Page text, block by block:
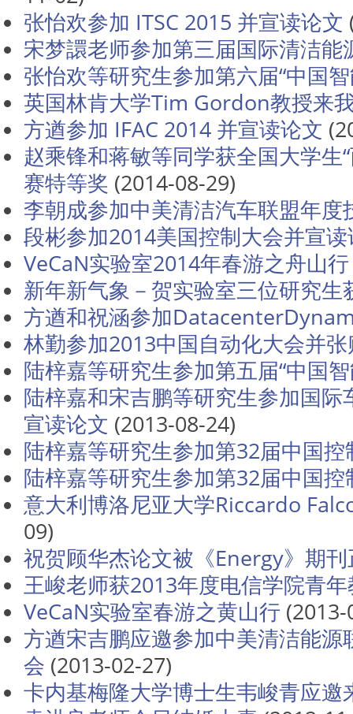
张怡欢参加 ITSC 2015 并宣读论文
宋梦譞老师参加第三届国际清洁能
张怡欢等研究生参加第六届“中国
英国林肯大学Tim Gordon教授来
方遒参加 IFAC 2014 并宣读论文
赵乘锋和蒋敏等同学获全国大学生
赛特等奖 (2014-08-29)
李朝成参加中美清洁汽车联盟年度
段彬参加2014美国控制大会并宣
VeCaN实验室2014年春游之舟山行
新年新气象－贺实验室三位研究生
方遒和祝涵参加
林勤参加2013中国自动化大会并
陆梓嘉等研究生参加第五届“中国
陆梓嘉和宋吉鹏等研究生参加国
宣读论文 (2013-08-24)
陆梓嘉等研究生参加第32届中国
陆梓嘉等研究生参加第32届中国
意大利博洛尼亚大学Riccardo
09)
祝贺顾华杰论文被《Energy》期
王峻老师获2013年度电信学院青
VeCaN实验室春游之黄山行
方遒宋吉鹏应邀参加中美清洁能
会 (2013-02-27)
卡内基梅隆大学博士生韦峻青应邀